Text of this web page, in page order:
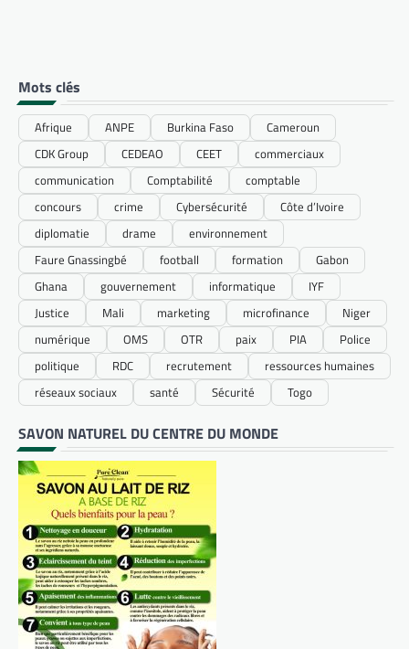
Mots clés
Afrique ANPE Burkina Faso
Cameroun
CDK Group
CEDEAO CEET
commerciaux
communication
Comptabilité
comptable
concours
crime Cybersécurité
Côte d’Ivoire
diplomatie
drame
environnement
Faure Gnassingbé
football formation
Gabon
Ghana
gouvernement informatique
IYF
Justice
Mali marketing microfinance
Niger
numérique
OMS OTR paix PIA
Police
politique
RDC recrutement
ressources humaines
réseaux sociaux
santé Sécurité Togo
SAVON NATUREL DU CENTRE DU MONDE